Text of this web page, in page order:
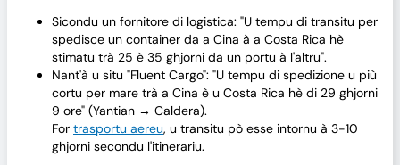
Sicondu un fornitore di logistica: "U tempu di transitu per
spedisce un container da a Cina à a Costa Rica hè
stimatu trà 25 è 35 ghjorni da un portu à l'altru".
Nant'à u situ "Fluent Cargo": "U tempu di spedizione u più
cortu per mare trà a Cina è u Costa Rica hè di 29 ghjorni
9 ore" (Yantian → Caldera).
For trasportu aereu, u transitu pò esse intornu à 3-10
ghjorni secondu l'itinerariu.